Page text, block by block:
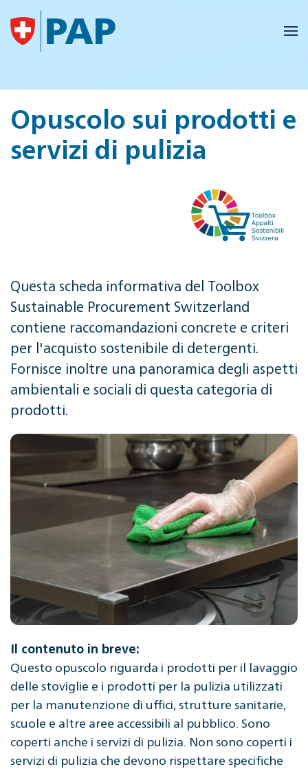
Skip to main content
Opuscolo sui prodotti e
servizi di pulizia
Questa scheda informativa del Toolbox
Sustainable Procurement Switzerland
contiene raccomandazioni concrete e criteri
per l'acquisto sostenibile di detergenti.
Fornisce inoltre una panoramica degli aspetti
ambientali e sociali di questa categoria di
prodotti.
Il contenuto in breve:
Questo opuscolo riguarda i prodotti per il lavaggio
delle stoviglie e i prodotti per la pulizia utilizzati
per la manutenzione di uffici, strutture sanitarie,
scuole e altre aree accessibili al pubblico. Sono
coperti anche i servizi di pulizia. Non sono coperti i
servizi di pulizia che devono rispettare specifiche